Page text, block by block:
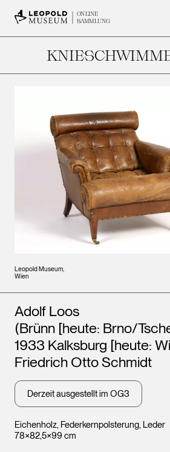
ONLINE
SAMMLUNG
Leopold Museum,
Wien
Eichenholz, Federkernpolsterung, Leder
78×82,5×99 cm
Künstler*innen
Adolf Loos
(Brünn [heute: Brno/
1933 Kalksburg [heute:
Friedrich Otto Schmidt
Derzeit ausgestellt im OG3